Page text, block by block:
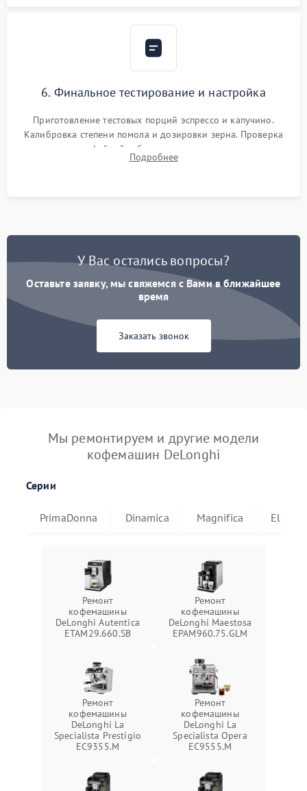
6. Финальное тестирование и настройка
Приготовление тестовых порций эспрессо и капучино.
Калибровка степени помола и дозировки зерна. Проверка
плотности кофейной таблетки, температуры напитка и
качества молочной пены. Контроль отсутствия посторонних
Подробнее
У Вас остались вопросы?
Оставьте заявку, мы свяжемся с Вами в ближайшее
время
Заказать звонок
Мы ремонтируем и другие модели
кофемашин DeLonghi
Серии
PrimaDonna Dinamica Magnifica Eletta
Ремонт
кофемашины
DeLonghi Autentica
ETAM29.660.SB
Ремонт
кофемашины
DeLonghi Maestosa
EPAM960.75.GLM
Ремонт
кофемашины
DeLonghi La
Specialista Prestigio
EC9355.M
Ремонт
кофемашины
DeLonghi La
Specialista Opera
EC9555.M